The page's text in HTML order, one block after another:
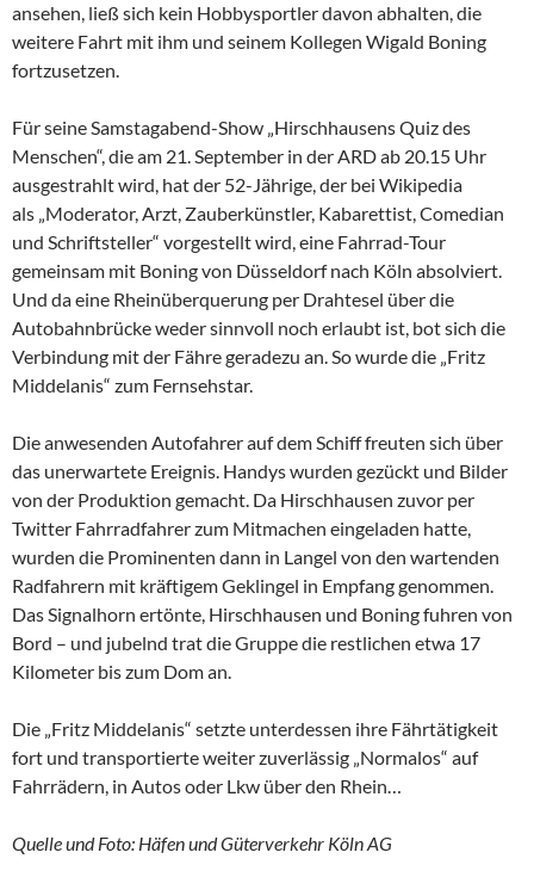
ansehen, ließ sich kein Hobbysportler davon abhalten, die
weitere Fahrt mit ihm und seinem Kollegen Wigald Boning
fortzusetzen.
Für seine Samstagabend-Show „Hirschhausens Quiz des
Menschen“, die am 21. September in der ARD ab 20.15 Uhr
ausgestrahlt wird, hat der 52-Jährige, der bei Wikipedia
als „Moderator, Arzt, Zauberkünstler, Kabarettist, Comedian
und Schriftsteller“ vorgestellt wird, eine Fahrrad-Tour
gemeinsam mit Boning von Düsseldorf nach Köln absolviert.
Und da eine Rheinüberquerung per Drahtesel über die
Autobahnbrücke weder sinnvoll noch erlaubt ist, bot sich die
Verbindung mit der Fähre geradezu an. So wurde die „Fritz
Middelanis“ zum Fernsehstar.
Die anwesenden Autofahrer auf dem Schiff freuten sich über
das unerwartete Ereignis. Handys wurden gezückt und Bilder
von der Produktion gemacht. Da Hirschhausen zuvor per
Twitter Fahrradfahrer zum Mitmachen eingeladen hatte,
wurden die Prominenten dann in Langel von den wartenden
Radfahrern mit kräftigem Geklingel in Empfang genommen.
Das Signalhorn ertönte, Hirschhausen und Boning fuhren von
Bord – und jubelnd trat die Gruppe die restlichen etwa 17
Kilometer bis zum Dom an.
Die „Fritz Middelanis“ setzte unterdessen ihre Fährtätigkeit
fort und transportierte weiter zuverlässig „Normalos“ auf
Fahrrädern, in Autos oder Lkw über den Rhein…
Quelle und Foto: Häfen und Güterverkehr Köln AG